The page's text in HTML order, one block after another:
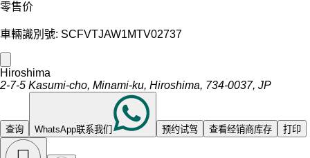
零售价
車輛識別號: SCFVTJAW1MTV02737
Hiroshima
2-7-5 Kasumi-cho, Minami-ku, Hiroshima, 734-0037, JP
查询 WhatsApp联系我们 预约试驾 查看经销商库存 打印